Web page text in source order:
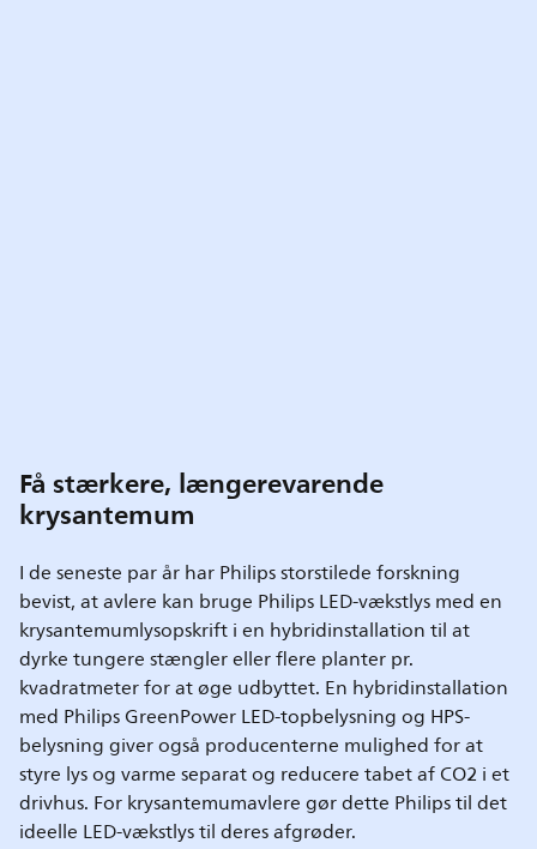
Få stærkere, længerevarende
krysantemum
I de seneste par år har Philips storstilede forskning
bevist, at avlere kan bruge Philips LED-vækstlys med en
krysantemumlysopskrift i en hybridinstallation til at
dyrke tungere stængler eller flere planter pr.
kvadratmeter for at øge udbyttet. En hybridinstallation
med Philips GreenPower LED-topbelysning og HPS-
belysning giver også producenterne mulighed for at
styre lys og varme separat og reducere tabet af CO2 i et
drivhus. For krysantemumavlere gør dette Philips til det
ideelle LED-vækstlys til deres afgrøder.